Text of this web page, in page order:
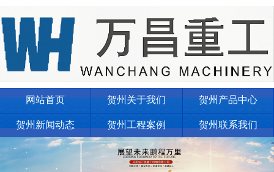
网站首页 贺州关于我们 贺州产品中心
贺州新闻动态 贺州工程案例 贺州联系我们